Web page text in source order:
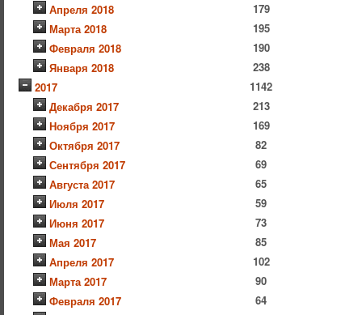
Апреля 2018
179
Марта 2018
195
Февраля 2018
190
Января 2018
238
2017
1142
Декабря 2017
213
Ноября 2017
169
Октября 2017
82
Сентября 2017
69
Августа 2017
65
Июля 2017
59
Июня 2017
73
Мая 2017
85
Апреля 2017
102
Марта 2017
90
Февраля 2017
64